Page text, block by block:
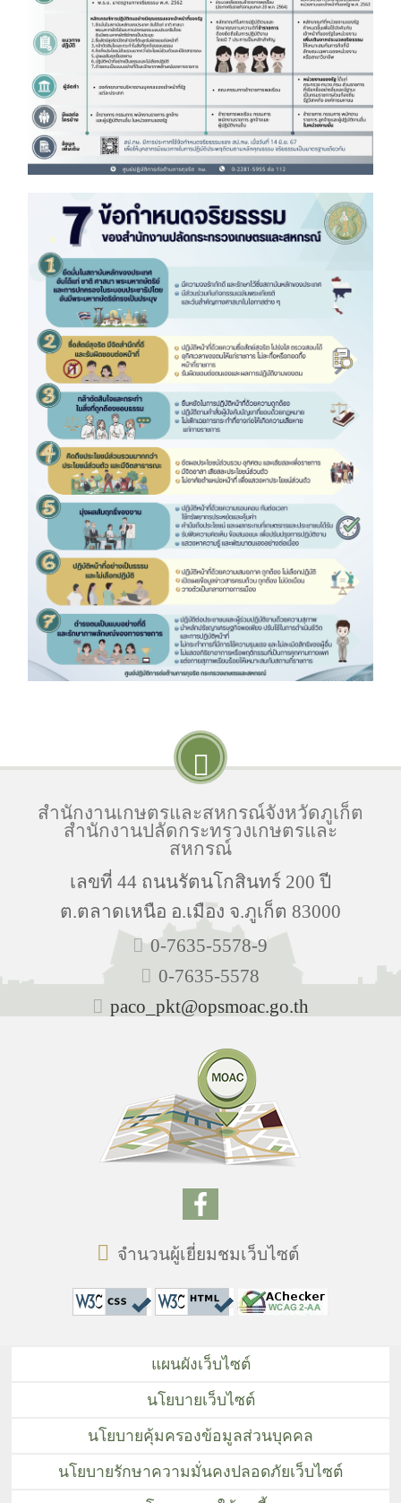
สำนักงานเกษตรและสหกรณ์จังหวัดภูเก็ต
สำนักงานปลัดกระทรวงเกษตรและ
สหกรณ์
เลขที่ 44 ถนนรัตนโกสินทร์ 200 ปี
ต.ตลาดเหนือ อ.เมือง จ.ภูเก็ต 83000
0-7635-5578-9
0-7635-5578
paco_pkt@opsmoac.go.th
จำนวนผู้เยี่ยมชมเว็บไซต์
แผนผังเว็บไซต์
นโยบายเว็บไซต์
นโยบายคุ้มครองข้อมูลส่วนบุคคล
นโยบายรักษาความมั่นคงปลอดภัยเว็บไซต์